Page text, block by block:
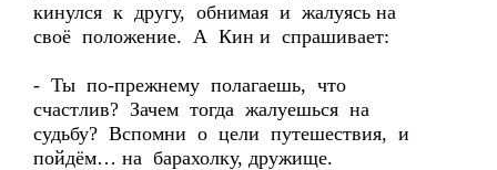
кинулся к другу, обнимая и жалуясь на
своё положение. А Кин и спрашивает:
- Ты по-прежнему полагаешь, что
счастлив? Зачем тогда жалуешься на
судьбу? Вспомни о цели путешествия, и
пойдём… на барахолку, дружище.